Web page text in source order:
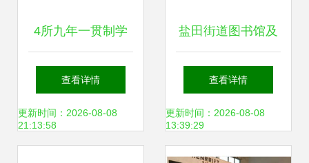
4所九年一贯制学
校同步招标进展！
深圳这区有大动作
查看详情
更新时间：2026-08-08
21:13:58
盐田街道图书馆及
文体中心改造工程
金属门窗工程施工
纪要
查看详情
更新时间：2026-08-08
13:39:29